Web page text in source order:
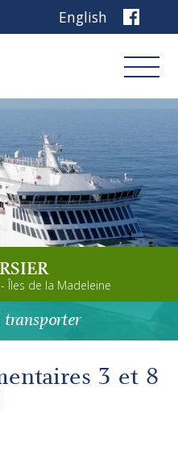
English
Îles de la Madeleine
transporter
3 et 8